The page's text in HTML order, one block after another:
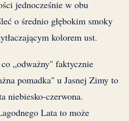
jednocześnie w obu
o średnio głębokim smoky
kolorem ust.
„odważny" faktycznie
pomadka" u Jasnej Zimy to
niebiesko-czerwona.
Lata to może